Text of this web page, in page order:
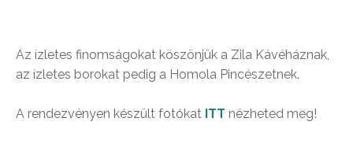
Az ízletes finomságokat köszönjük a Zila Kávéháznak,
az ízletes borokat pedig a Homola Pincészetnek.
A rendezvényen készült fotókat ITT nézheted meg!